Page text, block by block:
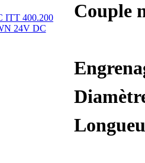
Couple